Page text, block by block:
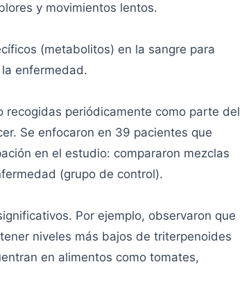
y movimientos lentos.
(metabolitos) en la sangre para
enfermedad.
recogidas periódicamente como parte del
Se enfocaron en 39 pacientes que
en el estudio: compararon mezclas
(grupo de control).
Por ejemplo, observaron que
niveles más bajos de triterpenoides
en alimentos como tomates,